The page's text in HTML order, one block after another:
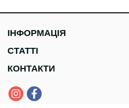
ІНФОРМАЦІЯ
СТАТТІ
КОНТАКТИ